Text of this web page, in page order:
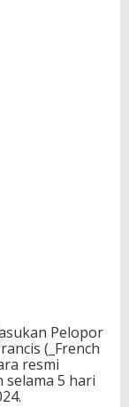
Pelopor
(_French
resmi
5 hari